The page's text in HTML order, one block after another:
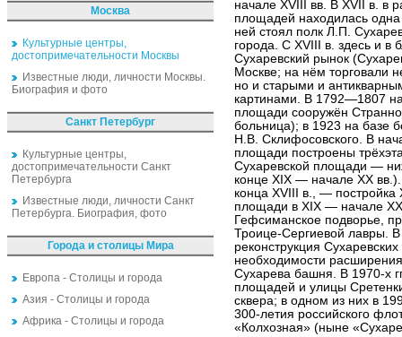
Москва
Культурные центры,
достопримечательности Москвы
Известные люди, личности Москвы.
Биография и фото
Санкт Петербург
Культурные центры,
достопримечательности Санкт
Петербурга
Известные люди, личности Санкт
Петербурга. Биография, фото
Города и столицы Мира
Европа - Столицы и города
Азия - Столицы и города
Африка - Столицы и города
начале XVIII вв. В XVII в. в
площадей находилась одна
ней стоял полк Л.П.
города. С XVIII в. здесь и в
Сухаревский рынок
Москве; на нём торговали
но и старыми и
картинами. В 1792—1807
площади сооружён
больница); в 1923 на базе
Н.В. Склифосовского. В
площади построены
Сухаревской площади —
конце XIX — начале XX
конца XVIII в., —
площади в XIX — начале
Гефсиманское подворье,
Троице-Сергиевой лавры. В
реконструкция
необходимости
Сухарева башня. В 1970-х
площадей и улицы
сквера; в одном из них в
300-летия российского
«Колхозная» (ныне